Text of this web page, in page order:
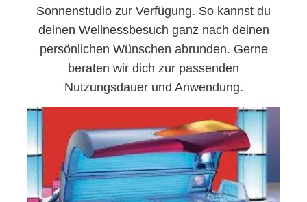
Sonnenstudio zur Verfügung. So kannst du
deinen Wellnessbesuch ganz nach deinen
persönlichen Wünschen abrunden. Gerne
beraten wir dich zur passenden
Nutzungsdauer und Anwendung.